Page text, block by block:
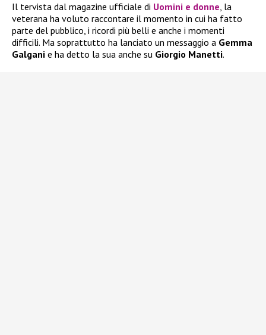
Il tervista dal magazine ufficiale di Uomini e donne, la
veterana ha voluto raccontare il momento in cui ha fatto
parte del pubblico, i ricordi più belli e anche i momenti
difficili. Ma soprattutto ha lanciato un messaggio a Gemma
Galgani e ha detto la sua anche su Giorgio Manetti.